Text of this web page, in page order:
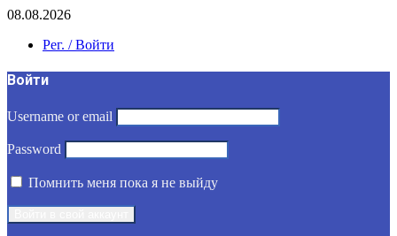
08.08.2026
Рег. / Войти
Войти
Username or email
Password
Помнить меня пока я не выйду